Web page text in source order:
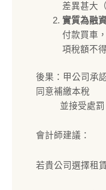
差異甚大
實質為融
付款買車
項稅額不
後果：甲公司承
同意補繳本稅
並接受處罰
會計師建議：
若貴公司選擇租